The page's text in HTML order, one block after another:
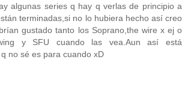
algunas series q hay q verlas de principio a
terminadas,si no lo hubiera hecho así creo
gustado tanto los Soprano,the wire x ej o
y SFU cuando las vea.Aun así está
no sé es para cuando xD